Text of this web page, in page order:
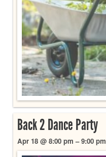
Back 2 Dance Party
Apr 18 @ 8:00 pm – 9:00 pm